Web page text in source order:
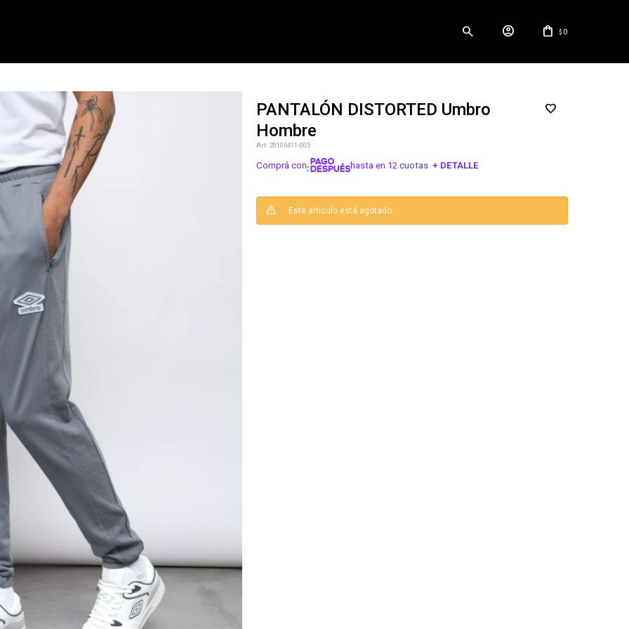
$ 0
PANTALÓN DISTORTED Umbro
Hombre
20106411-005
Comprá con hasta en 12 cuotas + DETALLE
¡ME INTERESA!
Este artículo está agotado.
NOTIFICARME